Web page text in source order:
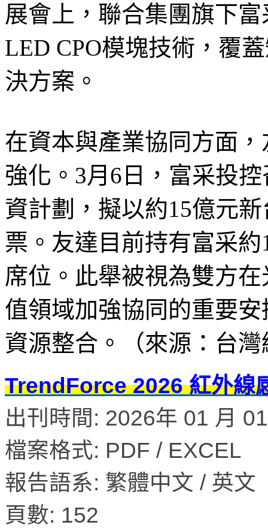
展會上，聯合集團旗下
LED CPO模塊技術，覆
決方案。
在資本與產業協同方面
強化。3月6日，富采投
資計劃，擬以約15億元
票。友達目前持有富采
席位。此舉被視為雙方
值領域加強協同的重要
資源整合。（來源：台
TrendForce 2026 紅外線
出刊時間: 2026年 01 月
檔案格式: PDF / EXCEL
報告語系: 繁體中文 / 英文
頁數: 152